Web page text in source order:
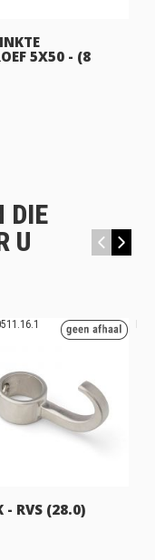
5X50 - (8
DIE
U
‹ ›
- RVS (28.0)